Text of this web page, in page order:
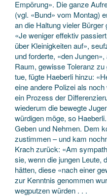
Empörung». Die ganze
(vgl. «Bund» vom Montag)
an die Haltung vieler
«Je weniger effektiv
über Kleinigkeiten auf»,
und forderte, «den
Raum, gewisse Toleranz
tue, fügte Haeberli hinzu:
eine andere Polizei als
ein Prozess der
wiederum die bewegte
würdigen möge, so
Geben und Nehmen. Dem
zustimmen – und kam
Krach zurück: «Am
sie, wenn die jungen Leute,
hätten, diese «nach einer
zur Kenntnis genommen
wegputzen würden . . .